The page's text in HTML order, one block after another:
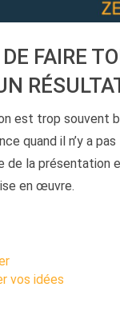
DE FAIRE
est trop souvent
quand il n’y a
de la
en œuvre.
vos idées